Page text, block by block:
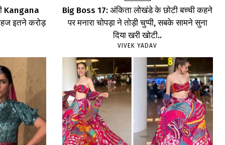
Kangana
इतने करोड़
Big Boss 17: अंकिता लोखंडे के छोटी बच्ची कहने
पर मनारा चोपड़ा ने तोड़ी चुप्पी, सबके सामने सुना
दिया खरी खोटी..
VIVEK YADAV